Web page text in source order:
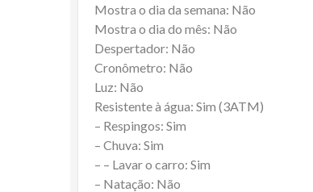
Mostra o dia da semana: Não
Mostra o dia do mês: Não
Despertador: Não
Cronômetro: Não
Luz: Não
Resistente à água: Sim (3ATM)
– Respingos: Sim
– Chuva: Sim
– – Lavar o carro: Sim
– Natação: Não